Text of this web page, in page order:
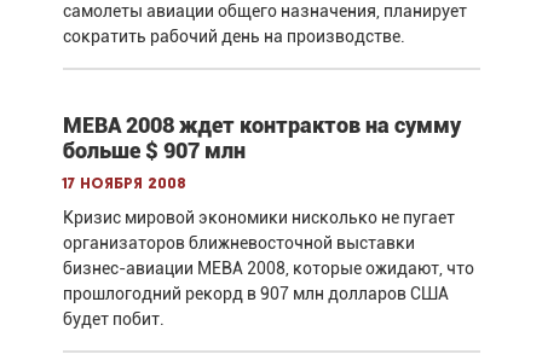
самолеты авиации общего назначения, планирует
сократить рабочий день на производстве.
MEBA 2008 ждет контрактов на сумму
больше $ 907 млн
17 ноября 2008
Кризис мировой экономики нисколько не пугает
организаторов ближневосточной выставки
бизнес-авиации MEBA 2008, которые ожидают, что
прошлогодний рекорд в 907 млн долларов США
будет побит.